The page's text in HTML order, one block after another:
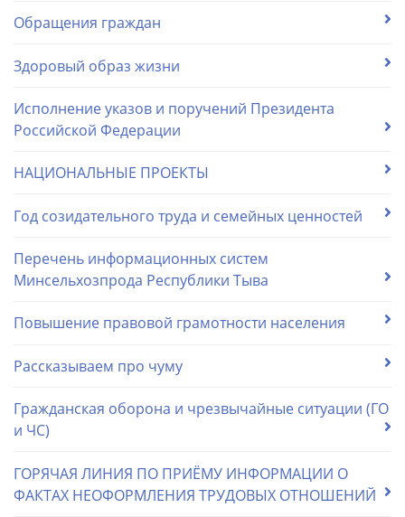
Обращения граждан
Здоровый образ жизни
Исполнение указов и поручений Президента
Российской Федерации
НАЦИОНАЛЬНЫЕ ПРОЕКТЫ
Год созидательного труда и семейных ценностей
Перечень информационных систем
Минсельхозпрода Республики Тыва
Повышение правовой грамотности населения
Рассказываем про чуму
Гражданская оборона и чрезвычайные ситуации (ГО
и ЧС)
ГОРЯЧАЯ ЛИНИЯ ПО ПРИЁМУ ИНФОРМАЦИИ О
ФАКТАХ НЕОФОРМЛЕНИЯ ТРУДОВЫХ ОТНОШЕНИЙ